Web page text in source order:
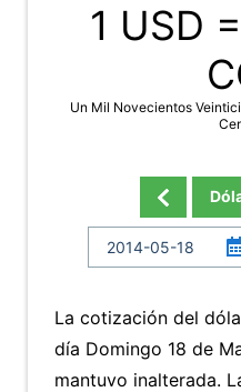
1 USD =
Un Mil Novecientos
La cotización del
día Domingo 18 de
mantuvo inalterada.